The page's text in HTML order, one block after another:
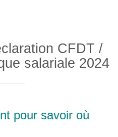
CFDT /
salariale 2024
pour savoir où